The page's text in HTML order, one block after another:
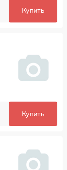
Купить
Купить